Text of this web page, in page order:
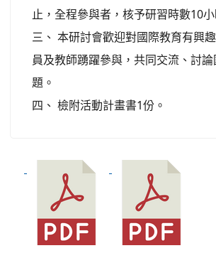
止，全程參與者，核予研習時數10小
三、 本研討會歡迎對國際教育有興
員及教師踴躍參與，共同交流、討
題。
四、 檢附活動計畫書1份。